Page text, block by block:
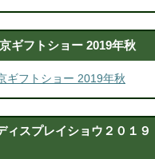
ギフトショー 2019年秋
ギフトショー 2019年秋
ィスプレイショウ２０１９